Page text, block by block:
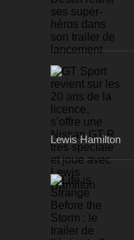
Lewis Hamilton